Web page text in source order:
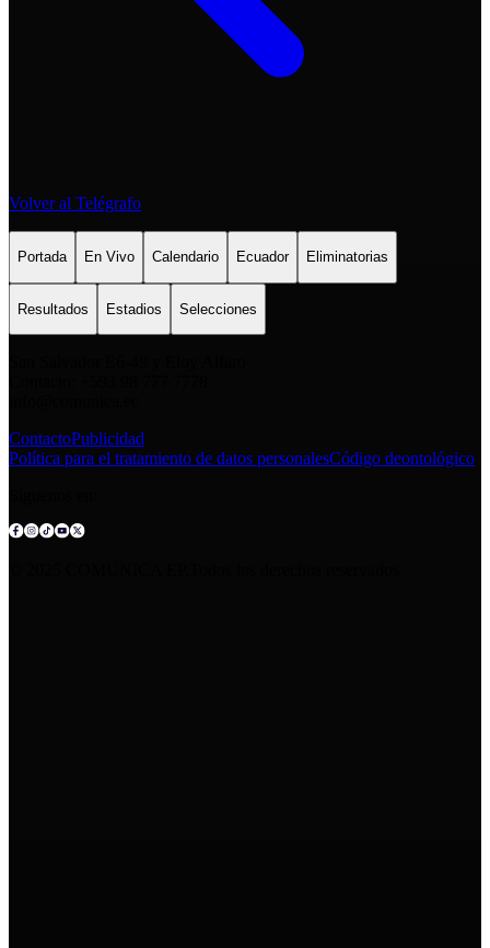
Volver al Telégrafo
Portada En Vivo Calendario Ecuador Eliminatorias
Resultados Estadios Selecciones
ContactoPublicidad
Política para el tratamiento de datos personalesCódigo deontológico